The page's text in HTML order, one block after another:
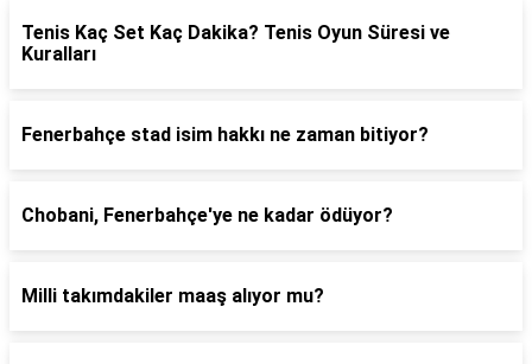
Tenis Kaç Set Kaç Dakika? Tenis Oyun Süresi ve
Kuralları
Fenerbahçe stad isim hakkı ne zaman bitiyor?
Chobani, Fenerbahçe'ye ne kadar ödüyor?
Milli takımdakiler maaş alıyor mu?